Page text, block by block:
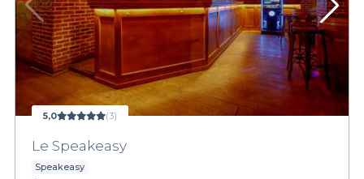
5,0 (3)
Le Speakeasy
Speakeasy